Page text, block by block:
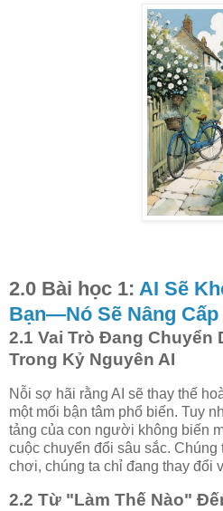
2.0 Bài học 1: AI Sẽ
Bạn—Nó Sẽ Nâng
2.1 Vai Trò Đang Chuyển
Trong Kỷ Nguyên AI
Nỗi sợ hãi rằng AI sẽ thay thế
một mối bận tâm phổ biến. Tuy
tảng của con người không biến
cuộc chuyển đổi sâu sắc.
chơi, chúng ta chỉ đang thay đổi
2.2 Từ "Làm Thế Nào"